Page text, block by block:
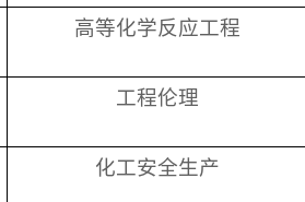
高等化学反应工程
工程伦理
化工安全生产